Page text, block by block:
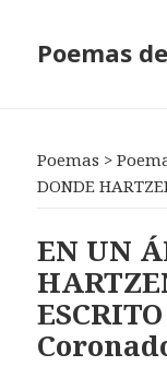
Poemas
Poemas >
DONDE
EN UN